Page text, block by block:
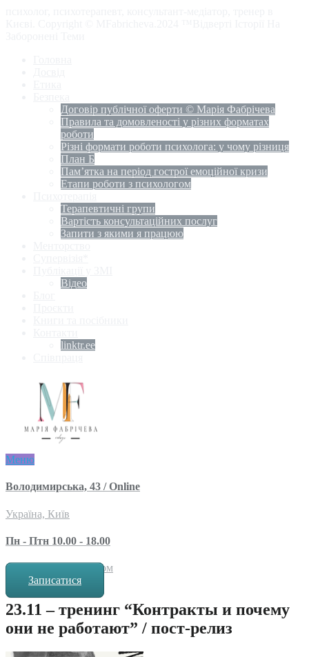
Договір публічної оферти © Марія Фабрічева
Правила та домовленості у різних форматах
роботи
Різні формати роботи психолога: у чому різниця
План Б
Пам’ятка на період гострої емоційної кризи
Етапи роботи з психологом
Терапевтичні групи
Вартість консультаційних послуг
Запити з якими я працюю
Відео
linktr.ee
Меню
Володимирська, 43 / Online
Україна, Київ
Пн - Птн 10.00 - 18.00
за попереднім записом
Записатися
23.11 – тренинг “Контракты и почему
они не работают” / пост-релиз